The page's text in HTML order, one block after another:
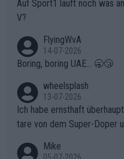
Auf Sport1 läuft noch was
V?
FlyingWvA
14-07-2026
Boring, boring UAE... 🥱😴
wheelsplash
13-07-2026
Ich habe ernsthaft
tare von dem Super-Doper
r die gehört nicht in dieses
Mike